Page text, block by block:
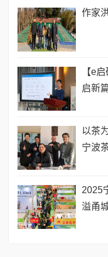
作家
【e
启新
以茶
宁波
2025
溢甬